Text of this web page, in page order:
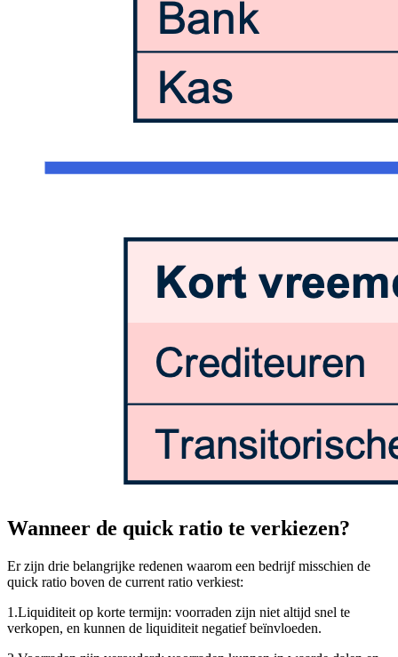
Wanneer de quick ratio te verkiezen?
Er zijn drie belangrijke redenen waarom een bedrijf misschien de
quick ratio boven de current ratio verkiest:
1.Liquiditeit op korte termijn: voorraden zijn niet altijd snel te
verkopen, en kunnen de liquiditeit negatief beïnvloeden.